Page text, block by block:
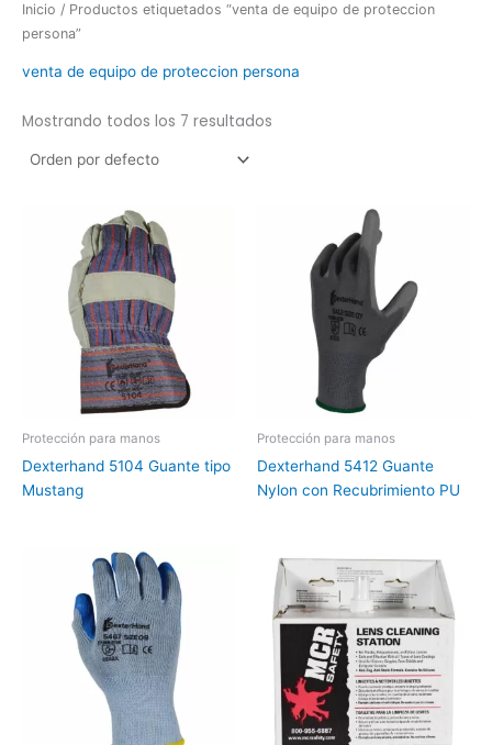
Inicio / Productos etiquetados “venta de equipo de proteccion
persona”
venta de equipo de proteccion persona
Mostrando todos los 7 resultados
Protección para manos
Dexterhand 5104 Guante tipo
Mustang
Protección para manos
Dexterhand 5412 Guante
Nylon con Recubrimiento PU